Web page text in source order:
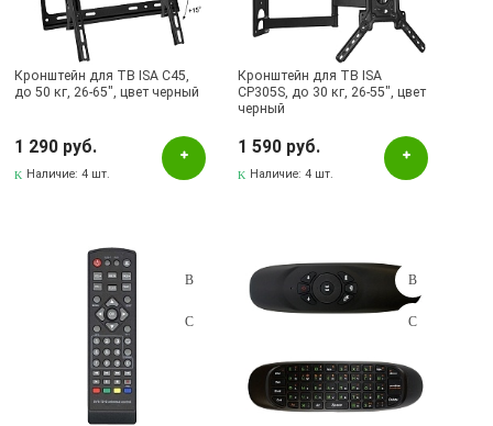
Кронштейн для ТВ ISA C45,
до 50 кг, 26-65", цвет черный
1 290 руб.
Наличие:4 шт.
Кронштейн для ТВ ISA
CP305S, до 30 кг, 26-55", цвет
черный
1 590 руб.
Наличие:4 шт.